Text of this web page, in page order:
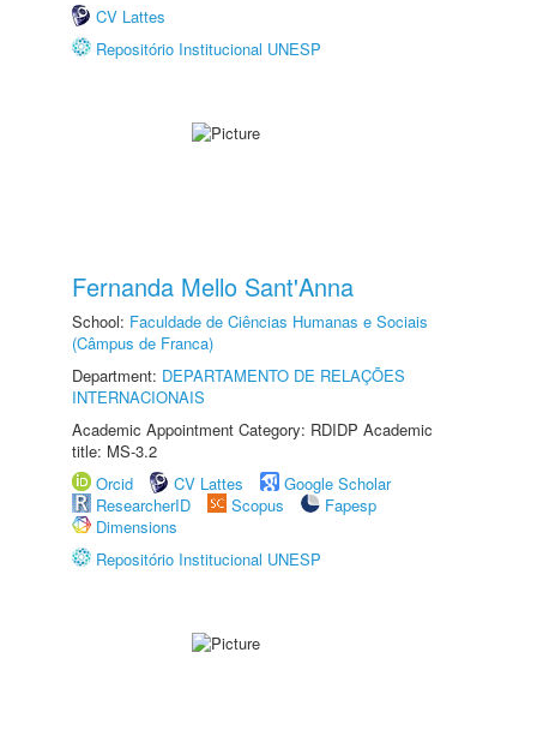
CV Lattes
Repositório Institucional UNESP
Fernanda Mello Sant'Anna
School: Faculdade de Ciências Humanas e Sociais
(Câmpus de Franca)
Department: DEPARTAMENTO DE RELAÇÕES
INTERNACIONAIS
Academic Appointment Category: RDIDP Academic
title: MS-3.2
Orcid
CV Lattes
Google Scholar
ResearcherID
Scopus
Fapesp
Dimensions
Repositório Institucional UNESP